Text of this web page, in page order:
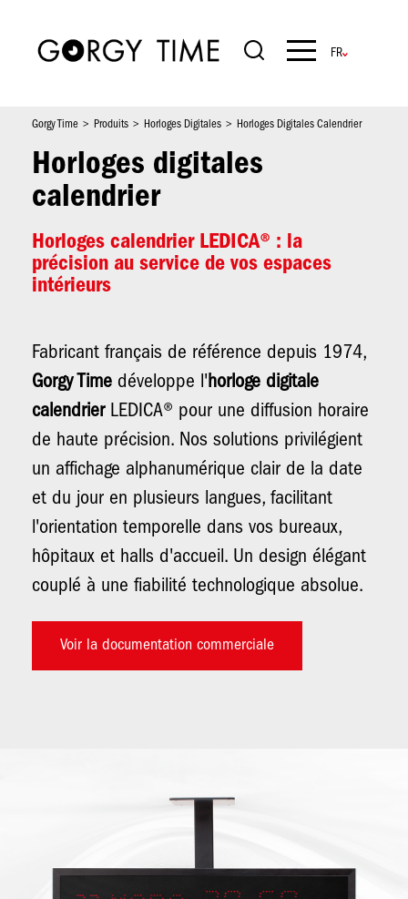
contenu
principal
Navigation
Gorgy Time Produits Horloges Digitales Horloges Digitales Calendrier
Horloges digitales
calendrier
Horloges calendrier LEDICA® : la
précision au service de vos espaces
intérieurs
Fabricant français de référence depuis 1974,
Gorgy Time développe l' horloge digitale
calendrierLEDICA® pour une diffusion horaire
de haute précision. Nos solutions privilégient
un affichage alphanumérique clair de la date
et du jour en plusieurs langues, facilitant
l'orientation temporelle dans vos bureaux,
hôpitaux et halls d'accueil. Un design élégant
couplé à une fiabilité technologique absolue.
Voir la documentation commerciale